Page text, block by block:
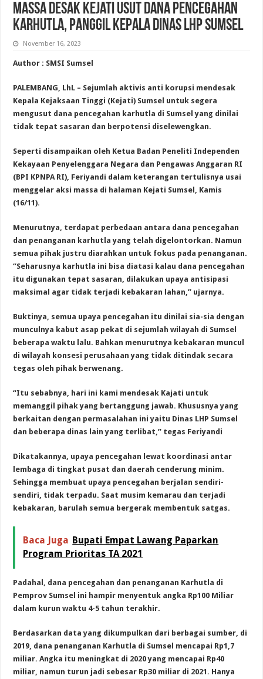
Massa Desak Kejati Usut Dana Pencegahan
Karhutla, Panggil Kepala Dinas LHP Sumsel
November 16, 2023
Author : SMSI Sumsel
PALEMBANG, LhL – Sejumlah aktivis anti korupsi mendesak
Kepala Kejaksaan Tinggi (Kejati) Sumsel untuk segera
mengusut dana pencegahan karhutla di Sumsel yang dinilai
tidak tepat sasaran dan berpotensi diselewengkan.
Seperti disampaikan oleh Ketua Badan Peneliti Independen
Kekayaan Penyelenggara Negara dan Pengawas Anggaran RI
(BPI KPNPA RI), Feriyandi dalam keterangan tertulisnya usai
menggelar aksi massa di halaman Kejati Sumsel, Kamis
(16/11).
Menurutnya, terdapat perbedaan antara dana pencegahan
dan penanganan karhutla yang telah digelontorkan. Namun
semua pihak justru diarahkan untuk fokus pada penanganan.
“Seharusnya karhutla ini bisa diatasi kalau dana pencegahan
itu digunakan tepat sasaran, dilakukan upaya antisipasi
maksimal agar tidak terjadi kebakaran lahan,” ujarnya.
Buktinya, semua upaya pencegahan itu dinilai sia-sia dengan
munculnya kabut asap pekat di sejumlah wilayah di Sumsel
beberapa waktu lalu. Bahkan menurutnya kebakaran muncul
di wilayah konsesi perusahaan yang tidak ditindak secara
tegas oleh pihak berwenang.
“Itu sebabnya, hari ini kami mendesak Kajati untuk
memanggil pihak yang bertanggung jawab. Khususnya yang
berkaitan dengan permasalahan ini yaitu Dinas LHP Sumsel
dan beberapa dinas lain yang terlibat,” tegas Feriyandi
Dikatakannya, upaya pencegahan lewat koordinasi antar
lembaga di tingkat pusat dan daerah cenderung minim.
Sehingga membuat upaya pencegahan berjalan sendiri-
sendiri, tidak terpadu. Saat musim kemarau dan terjadi
kebakaran, barulah semua bergerak membentuk satgas.
Baca Juga Bupati Empat Lawang Paparkan
Program Prioritas TA 2021
Padahal, dana pencegahan dan penanganan Karhutla di
Pemprov Sumsel ini hampir menyentuk angka Rp100 Miliar
dalam kurun waktu 4-5 tahun terakhir.
Berdasarkan data yang dikumpulkan dari berbagai sumber, di
2019, dana penanganan Karhutla di Sumsel mencapai Rp1,7
miliar. Angka itu meningkat di 2020 yang mencapai Rp40
miliar, namun turun jadi sebesar Rp30 miliar di 2021. Hanya